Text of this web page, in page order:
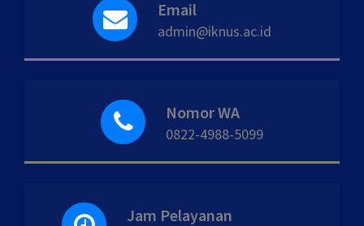
Email
admin@iknus.ac.id
Nomor WA
0822-4988-5099
Jam Pelayanan